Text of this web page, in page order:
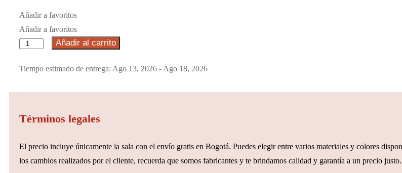
Añadir a favoritos
Añadir a favoritos
Añadir al carrito
Tiempo estimado de entrega: Ago 13, 2026 - Ago 18, 2026
Términos legales
El precio incluye únicamente la sala con el envío gratis en Bogotá. Puedes elegir entre varios materiales y colores
los cambios realizados por el cliente, recuerda que somos fabricantes y te brindamos calidad y garantía a un precio justo.